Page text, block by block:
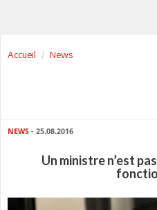
Accueil News
NEWS - 25.08.2016
Un ministre n’est